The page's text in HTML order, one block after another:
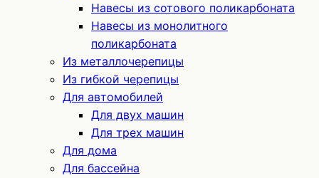
Навесы из сотового поликарбоната
Навесы из монолитного
поликарбоната
Из металлочерепицы
Из гибкой черепицы
Для автомобилей
Для двух машин
Для трех машин
Для дома
Для бассейна